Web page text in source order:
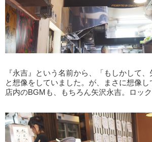
『永吉』という名前から、「もしかして
と想像をしていました。が、まさに想像し
店内のBGMも、もちろん矢沢永吉。ロック